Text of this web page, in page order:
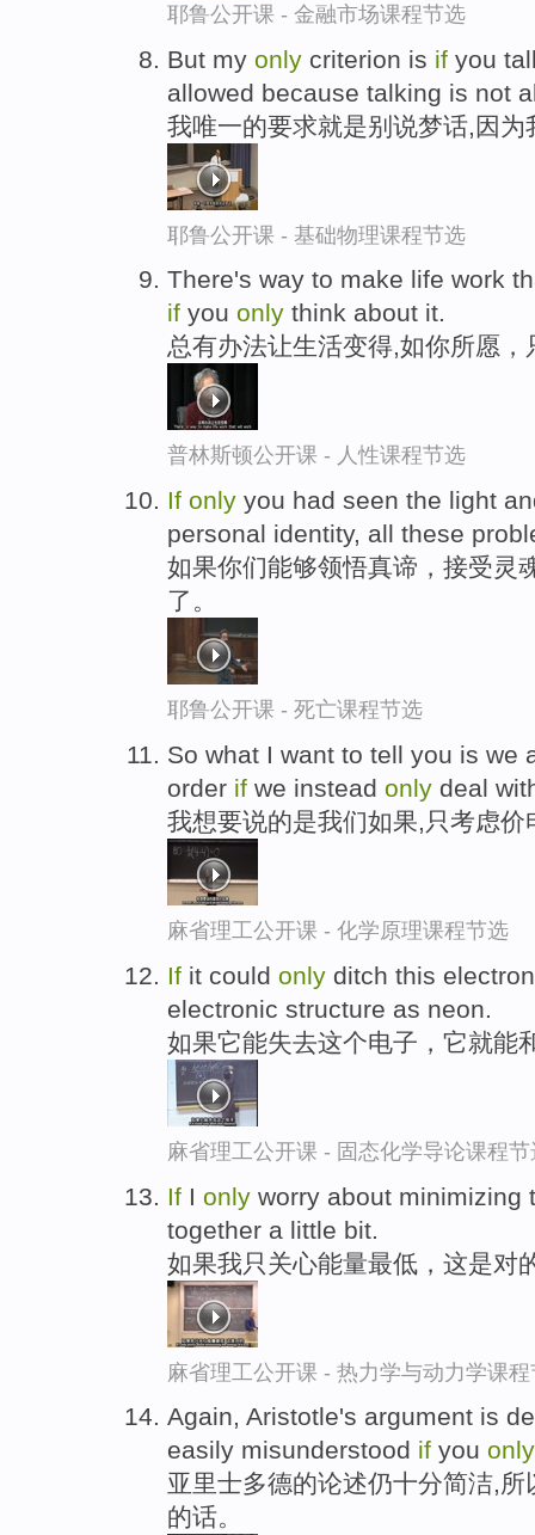
耶鲁公开课 - 金融市场课程节选
But my only criterion is if you
allowed because talking is not
我唯一的要求就是别说梦话,因
耶鲁公开课 - 基础物理课程节选
There's way to make life work
if you only think about it.
总有办法让生活变得,如你所愿
普林斯顿公开课 - 人性课程节选
If only you had seen the light
personal identity, all these
如果你们能够领悟真谛，接受灵
了。
耶鲁公开课 - 死亡课程节选
So what I want to tell you is we
order if we instead only deal
我想要说的是我们如果,只考虑
麻省理工公开课 - 化学原理课程节选
If it could only ditch this
electronic structure as neon.
如果它能失去这个电子，它就能
麻省理工公开课 - 固态化学导论课程节
If I only worry about minimizing
together a little bit.
如果我只关心能量最低，这是对
麻省理工公开课 - 热力学与动力学课
Again, Aristotle's argument is
easily misunderstood if you only
亚里士多德的论述仍十分简洁,
的话。